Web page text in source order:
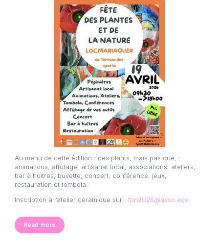
Au menu de cette édition : des plants, mais pas que, :
animations, affûtage, artisanat local, associations, ateliers,
bar à huitres, buvette, concert, conférence, jeux,
restauration et tombola.
Inscription à l’atelier céramique sur :fpn2026@asso.eco
Read more